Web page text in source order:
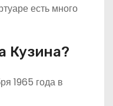
есть много
Кузина?
1965 года в